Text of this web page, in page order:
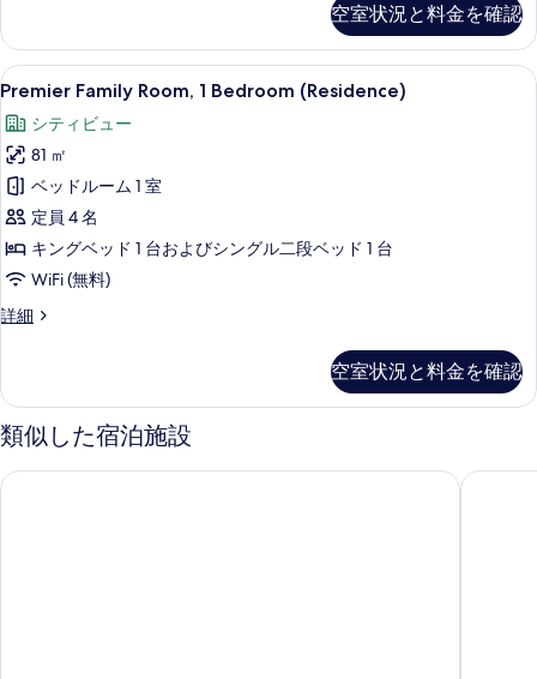
て
の
写
真
を
表
示
す
る
詳
細
ド
(複
数
台)
の
す
べ
て
の
写
表
示
す
ア
ル
ー
ベ
ッ
ド
(複
数
台)
の
詳
空室状況と料金を確認
Premier
Family
Room,
1
Bedroom
(Residence)
の
す
べ
写
真
表
Premier Family Room, 1 Bedroom
5
Premier Family Room, 1 Bedroom (Residence)
シティビュー
81 ㎡
ベッドルーム 1 室
定員 4 名
キングベッド 1 台およびシングル二段ベッド 1 台
WiFi (無料)
詳細
Premier
Bedroom
(Residence)
の
細
空室状況と料金を確認
類似した宿泊施設
ホテル スカイパーク キングスタウン トンデムン 相鉄 ホ